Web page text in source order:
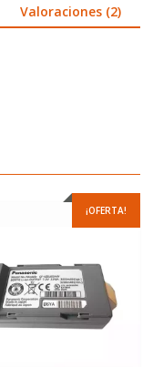
Valoraciones (2)
¡OFERTA!